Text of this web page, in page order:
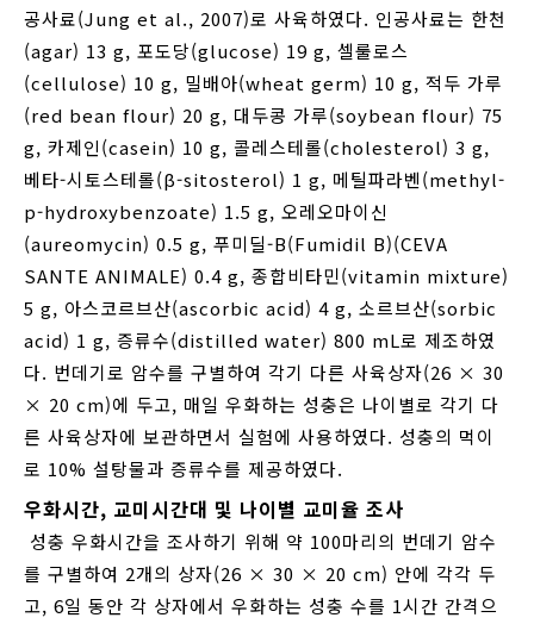
공사료(Jung et al., 2007)로 사육하였다. 인공사료는 한천
(agar) 13 g, 포도당(glucose) 19 g, 셀룰로스
(cellulose) 10 g, 밀배아(wheat germ) 10 g, 적두 가루
(red bean flour) 20 g, 대두콩 가루(soybean flour) 75
g, 카제인(casein) 10 g, 콜레스테롤(cholesterol) 3 g,
베타-시토스테롤(β-sitosterol) 1 g, 메틸파라벤(methyl-
p-hydroxybenzoate) 1.5 g, 오레오마이신
(aureomycin) 0.5 g, 푸미딜-B(Fumidil B)(CEVA
SANTE ANIMALE) 0.4 g, 종합비타민(vitamin mixture)
5 g, 아스코르브산(ascorbic acid) 4 g, 소르브산(sorbic
acid) 1 g, 증류수(distilled water) 800 mL로 제조하였
다. 번데기로 암수를 구별하여 각기 다른 사육상자(26 × 30
× 20 cm)에 두고, 매일 우화하는 성충은 나이별로 각기 다
른 사육상자에 보관하면서 실험에 사용하였다. 성충의 먹이
로 10% 설탕물과 증류수를 제공하였다.
우화시간, 교미시간대 및 나이별 교미율 조사
성충 우화시간을 조사하기 위해 약 100마리의 번데기 암수
를 구별하여 2개의 상자(26 × 30 × 20 cm) 안에 각각 두
고, 6일 동안 각 상자에서 우화하는 성충 수를 1시간 간격으